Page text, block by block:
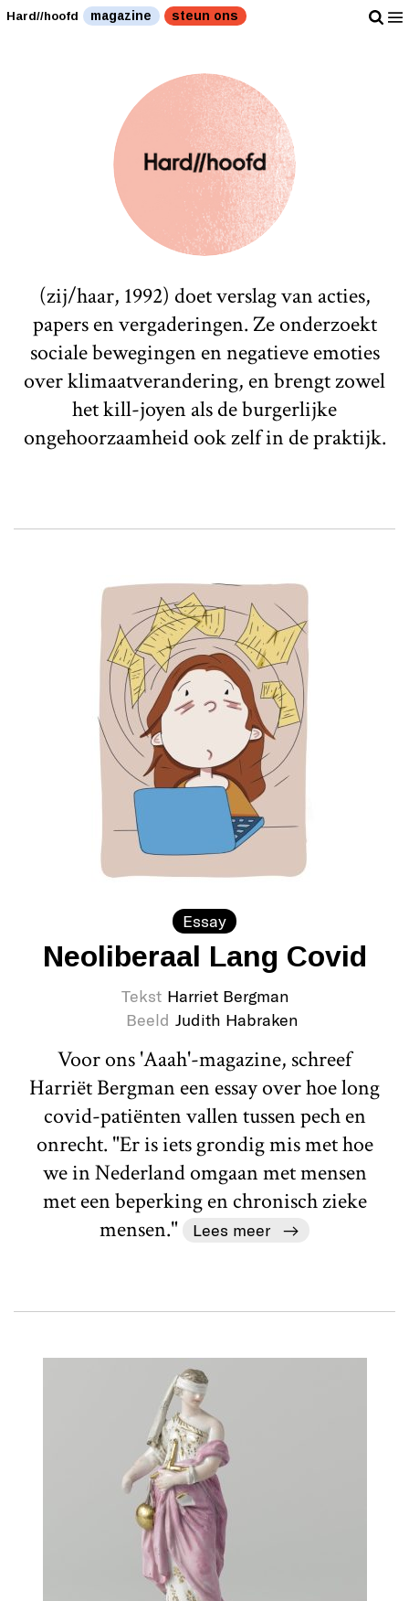
Hard//hoofd magazine steun ons
(zij/haar, 1992) doet verslag van acties,
papers en vergaderingen. Ze onderzoekt
sociale bewegingen en negatieve emoties
over klimaatverandering, en brengt zowel
het kill-joyen als de burgerlijke
ongehoorzaamheid ook zelf in de praktijk.
Essay
Neoliberaal Lang Covid
Tekst Harriet Bergman
Beeld Judith Habraken
Voor ons 'Aaah'-magazine, schreef
Harriët Bergman een essay over hoe long
covid-patiënten vallen tussen pech en
onrecht. "Er is iets grondig mis met hoe
we in Nederland omgaan met mensen
met een beperking en chronisch zieke
mensen."
Lees meer